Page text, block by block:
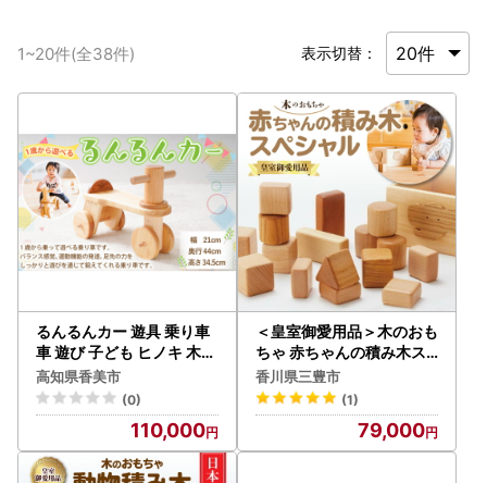
1~20件(全38件) 表示切替：
るんるんカー 遊具 乗り車
車 遊び 子ども ヒノキ 木材
ハンドメイド
高知県香美市
(0)
110,000
＜皇室御愛用品＞木のおも
ちゃ 赤ちゃんの積み木ス
ペシャル
香川県三豊市
(1)
79,000